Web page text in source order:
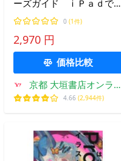
ーズガイド ｉＰａｄでは
じめるデジタルペイント
0 (1件)
2,970 円
価格比較
京都 大垣書店オンライ
ン
4.66 (2,944件)